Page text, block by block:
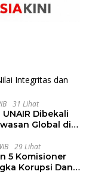
31 Lihat
Dibekali
Global di
29 Lihat
5 Komisioner
Korupsi Dana